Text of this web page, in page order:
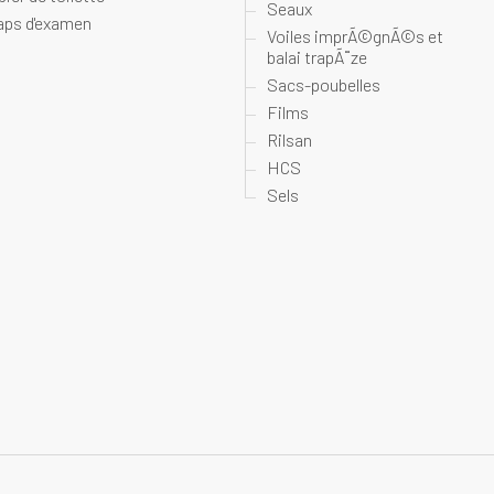
d'examen
Seaux
Voiles imprÃ©gnÃ©s et
balai trapÃ¨ze
Sacs-poubelles
Films
Rilsan
HCS
Sels